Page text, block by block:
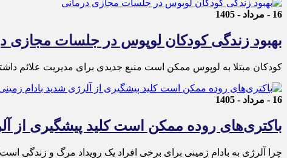
16 - مرداد - 1405
بهبود زندگی کودکان لوپوس در جلسات مجازی
کودکان مبتلا به لوپوس ممکن است منبع جدیدی برای مدیریت علائم
16 - مرداد - 1405
باکتری‌های روده ممکن است کلید پیشگیری از
چرا آلرژی به بادام زمینی برای برخی افراد یک رویداد مرگ و زندگی